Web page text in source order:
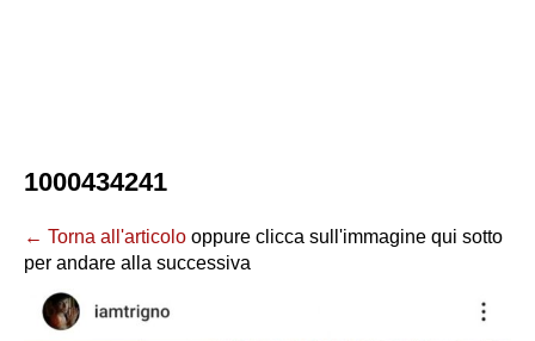
1000434241
← Torna all'articolo oppure clicca sull'immagine qui sotto
per andare alla successiva